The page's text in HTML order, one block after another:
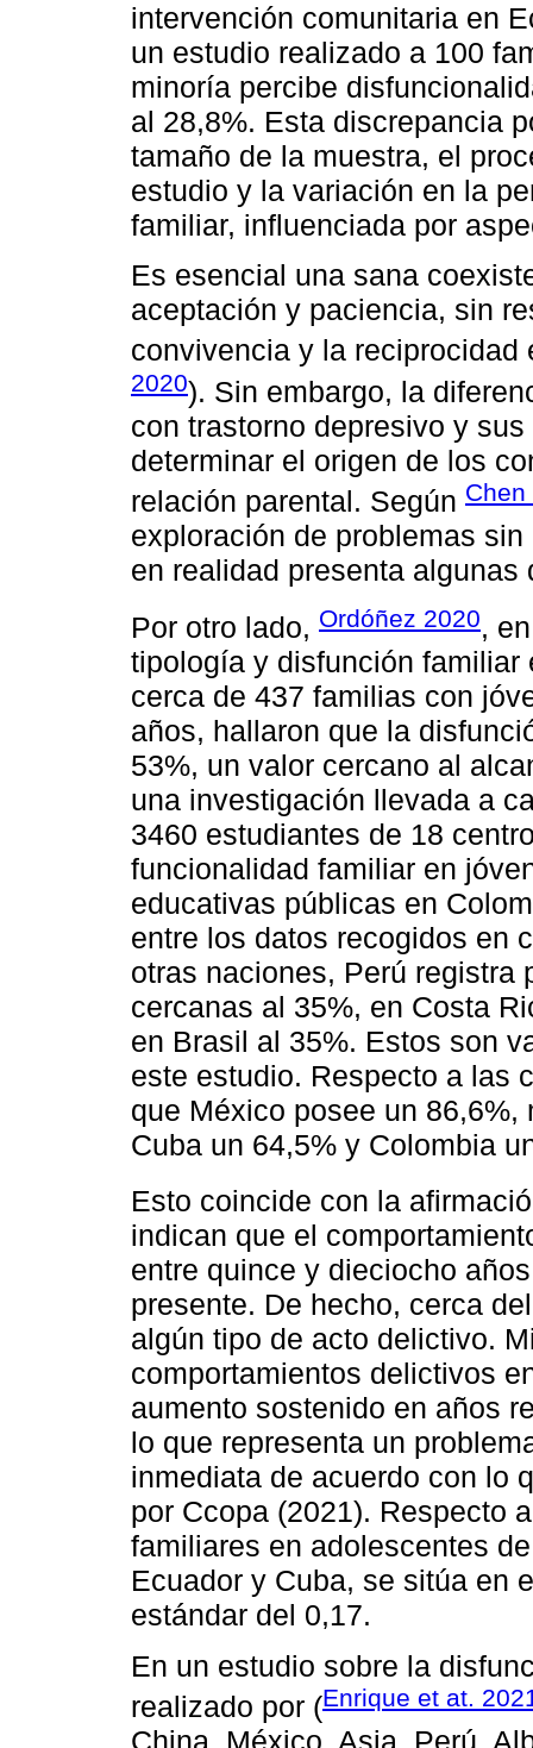
intervención comunitaria en
un estudio realizado a 100
minoría percibe
al 28,8%. Esta discrepancia
tamaño de la muestra, el
estudio y la variación en la
familiar, influenciada por
Es esencial una sana
aceptación y paciencia, sin
convivencia y la reciprocidad
2020). Sin embargo, la
con trastorno depresivo y
determinar el origen de los
relación parental. Según Chen
exploración de problemas
en realidad presenta algunas
Por otro lado, Ordóñez 2020,
tipología y disfunción
cerca de 437 familias con
años, hallaron que la
53%, un valor cercano al
una investigación llevada a
3460 estudiantes de 18
funcionalidad familiar en
educativas públicas en
entre los datos recogidos en
otras naciones, Perú registra
cercanas al 35%, en Costa
en Brasil al 35%. Estos son
este estudio. Respecto a las
que México posee un
Cuba un 64,5% y Colombia
Esto coincide con la
indican que el
entre quince y dieciocho
presente. De hecho, cerca
algún tipo de acto delictivo.
comportamientos delictivos
aumento sostenido en años
lo que representa un
inmediata de acuerdo con lo
por Ccopa (2021). Respecto
familiares en adolescentes
Ecuador y Cuba, se sitúa en
estándar del 0,17.
En un estudio sobre la
realizado por (Enrique et at.
China, México, Asia, Perú,